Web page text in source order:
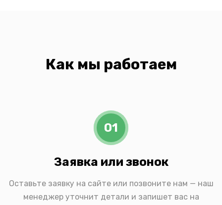
Как мы работаем
01
Заявка или звонок
Оставьте заявку на сайте или позвоните нам — наш
менеджер уточнит детали и запишет вас на